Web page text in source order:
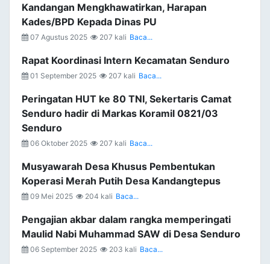
Kandangan Mengkhawatirkan, Harapan
Kades/BPD Kepada Dinas PU
07 Agustus 2025 207 kali Baca...
Rapat Koordinasi Intern Kecamatan Senduro
01 September 2025 207 kali Baca...
Peringatan HUT ke 80 TNI, Sekertaris Camat
Senduro hadir di Markas Koramil 0821/03
Senduro
06 Oktober 2025 207 kali Baca...
Musyawarah Desa Khusus Pembentukan
Koperasi Merah Putih Desa Kandangtepus
09 Mei 2025 204 kali Baca...
Pengajian akbar dalam rangka memperingati
Maulid Nabi Muhammad SAW di Desa Senduro
06 September 2025 203 kali Baca...